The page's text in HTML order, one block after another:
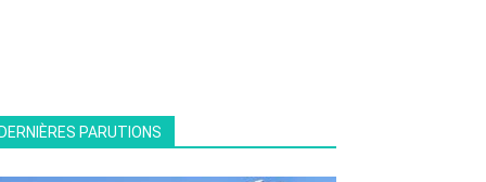
PARUTIONS